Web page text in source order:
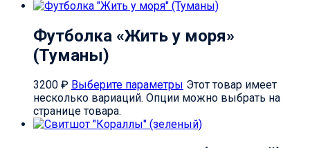
Футболка «Жить у моря»
(Туманы)
3200 ₽ Выберите параметры Этот товар имеет
несколько вариаций. Опции можно выбрать на
странице товара.